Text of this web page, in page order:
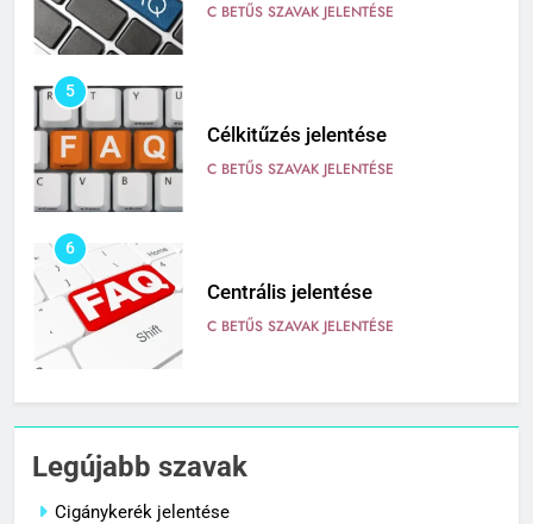
C BETŰS SZAVAK JELENTÉSE
5
Célkitűzés jelentése
C BETŰS SZAVAK JELENTÉSE
6
Centrális jelentése
C BETŰS SZAVAK JELENTÉSE
7
Céltudatos jelentése
Legújabb szavak
Cigánykerék jelentése